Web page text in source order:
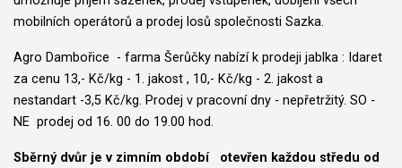
mobilních operátorů a prodej losů společnosti Sazka.
Agro Dambořice - farma Šerůčky nabízí k prodeji jablka : Idaret
za cenu 13,- Kč/kg - 1. jakost , 10,- Kč/kg - 2. jakost a
nestandart -3,5 Kč/kg. Prodej v pracovní dny - nepřetržitý. SO -
NE prodej od 16. 00 do 19.00 hod.
Sběrný dvůr je v zimním období otevřen každou středu od